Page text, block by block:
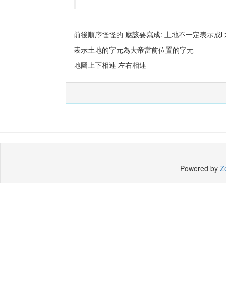
前後順序怪怪的 應該要寫成: 土地不一定表示成l
表示土地的字元為大帝當前位置的字元
地圖上下相連 左右相連
Powered by